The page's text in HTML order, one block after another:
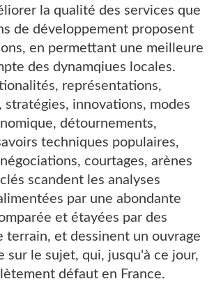
la qualité des services que
de développement proposent
en permettant une meilleure
des dynamqiues locales.
représentations,
stratégies, innovations, modes
détournements,
techniques populaires,
courtages, arènes
scandent les analyses
par une abondante
et étayées par des
terrain, et dessinent un ouvrage
sur le sujet, qui, jusqu'à ce jour,
défaut en France.